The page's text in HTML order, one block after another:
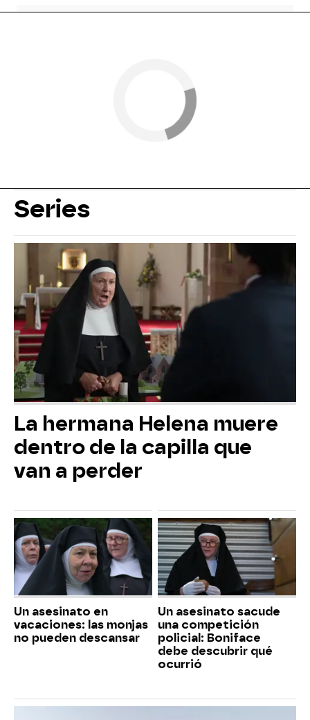
Series
La hermana Helena muere
dentro de la capilla que
van a perder
Un asesinato en
vacaciones: las monjas
no pueden descansar
Un asesinato sacude
una competición
policial: Boniface
debe descubrir qué
ocurrió